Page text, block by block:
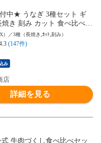
中★ うなぎ 3種セット ギ
焼き 刻み カット 食べ比べ
ナギ 国産 無投薬 ギフト 化
安値挑戦！6480円→5880円
）／3種（長焼き,ｶｯﾄ,刻み）
(147件)
み
店
詳細を見る
式 牛肉づくし食べ比べセッ